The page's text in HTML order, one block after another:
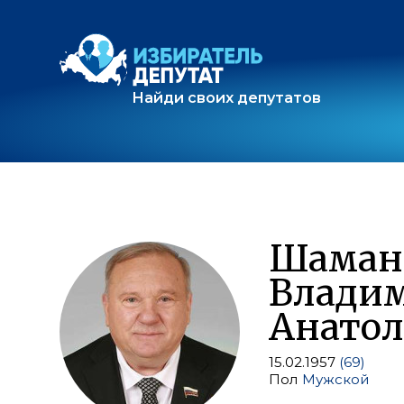
Найди своих депутатов
15.02.1957 (69)
Пол Мужской